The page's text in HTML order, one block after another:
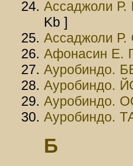
Ассаджоли
Kb ]
Ассаджоли
Афонасин
Ауробиндо.
Ауробиндо.
Ауробиндо.
Ауробиндо.
Б